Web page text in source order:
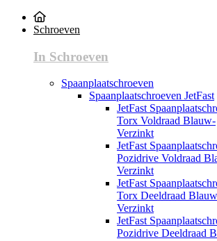
Schroeven
In Schroeven
Spaanplaatschroeven
Spaanplaatschroeven JetFast
JetFast
Torx Voldraad Blauw-
Verzinkt
JetFast
Pozidrive Voldraad
Verzinkt
JetFast
Torx Deeldraad
Verzinkt
JetFast
Pozidrive Deeldraad